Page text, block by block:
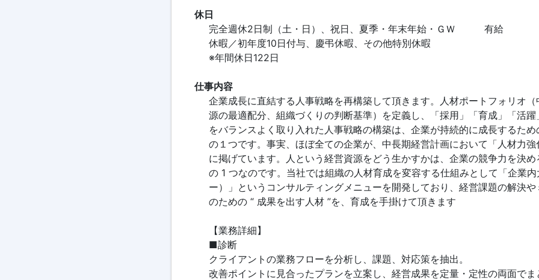
休日
完全週休2日制（土・日）、祝日、夏季・年末年始・ＧＷ 有給
休暇／初年度10日付与、慶弔休暇、その他特別休暇
※年間休日122日
仕事内容
企業成長に直結する人事戦略を再構築して頂きます。人材ポートフォリオ
源の最適配分、組織づくりの判断基準）を定義し、「採用」「育成」「活
をバランスよく取り入れた人事戦略の構築は、企業が持続的に成長するた
の１つです。事実、ほぼ全ての企業が、中長期経営計画において「人材力
に掲げています。人という経営資源をどう生かすかは、企業の競争力を決
の 1 つなのです。当社では組織の人材育成を変容する仕組みとして「企業
ー）」というコンサルティングメニューを開発しており、経営課題の解決
のための “ 成果を出す人材 ”を、育成を手掛けて頂きます
【業務詳細】
■診断
クライアントの業務フローを分析し、課題、対応策を抽出。
改善ポイントに見合ったプランを立案し、経営成果を定量・定性の両面で